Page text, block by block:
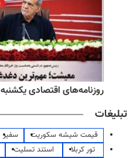
روزنامه‌های اقتصادی یکشنبه ۱۸ مرداد ۱۴۰۵
تبلیغات
قیمت شیشه سکوریت سفیر
تور کربلا
استند تسلیت